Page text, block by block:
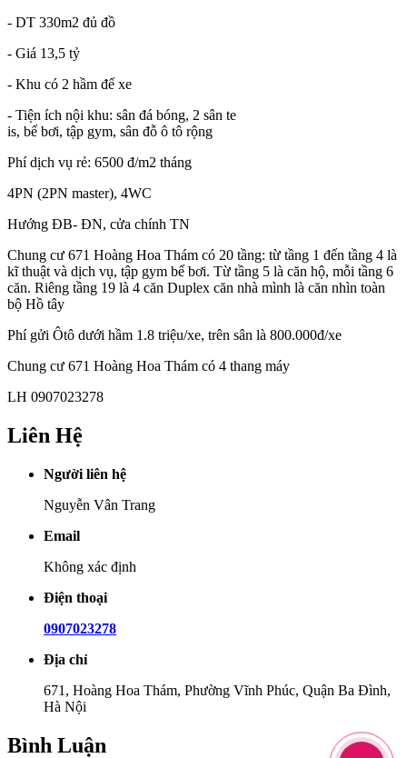
- DT 330m2 đủ đồ
- Giá 13,5 tỷ
- Khu có 2 hầm để xe
- Tiện ích nội khu: sân đá bóng, 2 sân te
is, bể bơi, tập gym, sân đỗ ô tô rộng
Phí dịch vụ rẻ: 6500 đ/m2 tháng
4PN (2PN master), 4WC
Hướng ĐB- ĐN, cửa chính TN
Chung cư 671 Hoàng Hoa Thám có 20 tầng: từ tầng 1 đến tầng 4 là
kĩ thuật và dịch vụ, tập gym bể bơi. Từ tầng 5 là căn hộ, mỗi tầng 6
căn. Riêng tầng 19 là 4 căn Duplex căn nhà mình là căn nhìn toàn
bộ Hồ tây
Phí gửi Ôtô dưới hầm 1.8 triệu/xe, trên sân là 800.000đ/xe
Chung cư 671 Hoàng Hoa Thám có 4 thang máy
LH 0907023278
Liên Hệ
Người liên hệ
Nguyễn Vân Trang
Email
Không xác định
Điện thoại
0907023278
Địa chỉ
671, Hoàng Hoa Thám, Phường Vĩnh Phúc, Quận Ba Đình,
Hà Nội
Bình Luận